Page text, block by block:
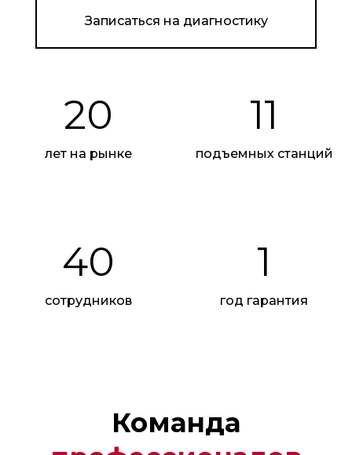
Записаться на диагностику
20
лет на рынке
11
подъемных станций
40
сотрудников
1
год гарантия
Команда